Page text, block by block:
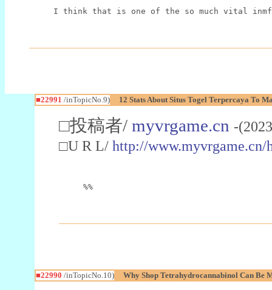
I think that is one of the so much vital
■22991 /inTopicNo.9) 12 Stats About Situs Togel Terpercaya To
□投稿者/ myvrgame.cn -
□U R L/ http://www.myvrgame.cn/
%%
■22990 /inTopicNo.10) Why Shop Tetrahydrocannabinol Can Be